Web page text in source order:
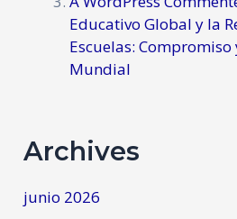
Educativo Global y la
Escuelas: Compromiso
Mundial
Archives
junio 2026